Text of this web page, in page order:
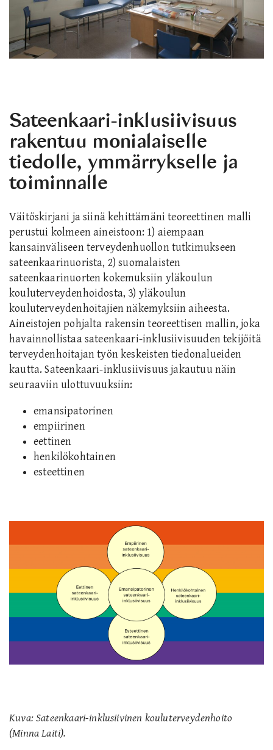
Sateenkaari-inklusiivisuus
rakentuu monialaiselle
tiedolle, ymmärrykselle ja
toiminnalle
Väitöskirjani ja siinä kehittämäni teoreettinen malli
perustui kolmeen aineistoon: 1) aiempaan
kansainväliseen terveydenhuollon tutkimukseen
sateenkaarinuorista, 2) suomalaisten
sateenkaarinuorten kokemuksiin yläkoulun
kouluterveydenhoidosta, 3) yläkoulun
kouluterveydenhoitajien näkemyksiin aiheesta.
Aineistojen pohjalta rakensin teoreettisen mallin, joka
havainnollistaa sateenkaari-inklusiivisuuden tekijöitä
terveydenhoitajan työn keskeisten tiedonalueiden
kautta. Sateenkaari-inklusiivisuus jakautuu näin
seuraaviin ulottuvuuksiin:
emansipatorinen
empiirinen
eettinen
henkilökohtainen
esteettinen
Kuva: Sateenkaari-inklusiivinen kouluterveydenhoito
(Minna Laiti).